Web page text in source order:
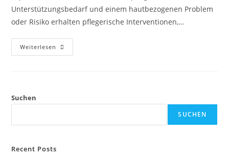
Unterstützungsbedarf und einem hautbezogenen Problem
oder Risiko erhalten pflegerische Interventionen,…
Weiterlesen
Suchen
SUCHEN
Recent Posts